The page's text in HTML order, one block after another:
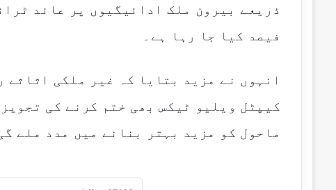
فیصد کیا جا رہا ہے۔
انہوں نے مزید بتایا کہ غیر ملکی اثاثے
کیپٹل ویلیو ٹیکس بھی ختم کرنے کی
ماحول کو مزید بہتر بنانے میں مدد ملے